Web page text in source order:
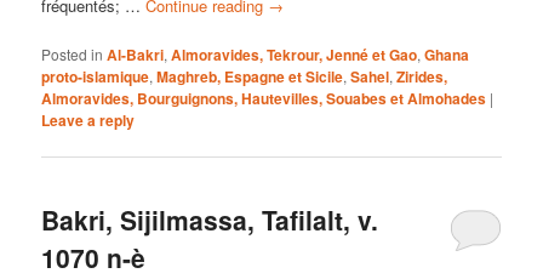
fréquentés; …Continue reading →
Posted in Al-Bakri,Almoravides, Tekrour, Jenné et Gao,Ghana
proto-islamique,Maghreb, Espagne et Sicile,Sahel,Zirides,
Almoravides, Bourguignons, Hautevilles, Souabes et Almohades |
Leave a reply
Bakri, Sijilmassa, Tafilalt, v.
1070 n-è